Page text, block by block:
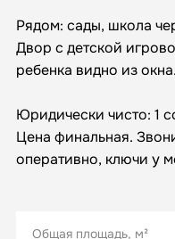
Рядом: сады, школа
Двор с детской
ребенка видно из окна.
Юридически чисто: 1
Цена финальная.
оперативно, ключи у
Общая площадь, м²